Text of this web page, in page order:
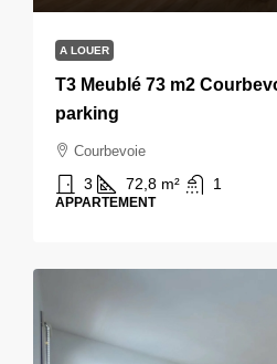
A LOUER
T3 Meublé 73 m2
parking
Courbevoie
3 72,8 m² 1
APPARTEMENT